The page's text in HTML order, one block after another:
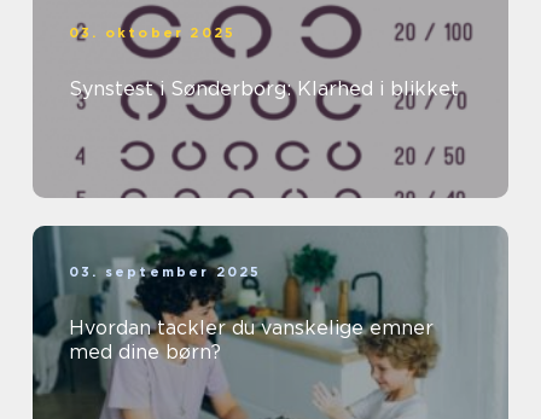
03. oktober 2025
Synstest i Sønderborg: Klarhed i blikket
03. september 2025
Hvordan tackler du vanskelige emner
med dine børn?